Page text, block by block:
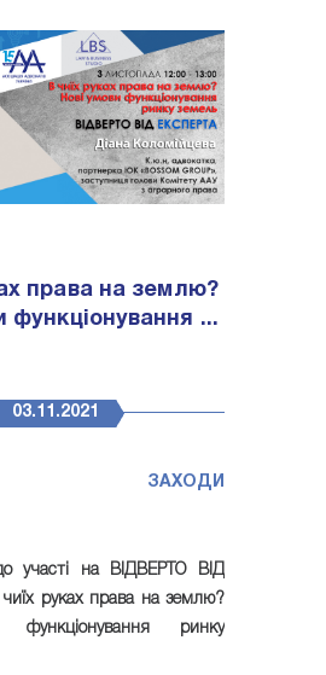
права на землю?
функціонування ...
03.11.2021
ЗАХОДИ
участі на ВІДВЕРТО ВІД
руках права на землю?
ринку